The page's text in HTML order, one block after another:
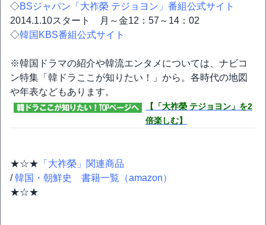
◇BSジャパン「大祚榮 テジョヨン」番組公式サイト
2014.1.10スタート 月～金12：57～14：02
◇韓国KBS番組公式サイト
※韓国ドラマの紹介や韓流エンタメについては、ナビコ
ン特集「韓ドラここが知りたい！」から。各時代の地図
や年表などもあります。
【「大祚榮 テジョヨン」を2
倍楽しむ】
★☆★ 「大祚榮」関連商品
/韓国・朝鮮史 書籍一覧（amazon）
★☆★